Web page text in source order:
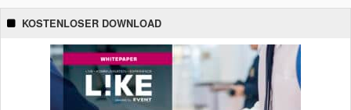
KOSTENLOSER DOWNLOAD